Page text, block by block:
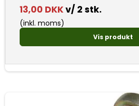
13,00 DKKv/ 2 stk.
(inkl. moms)
Vis produkt